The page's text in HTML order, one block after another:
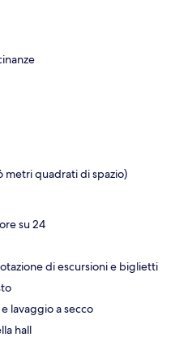
metri quadrati di spazio)
su 24
di escursioni e biglietti
lavaggio a secco
hall